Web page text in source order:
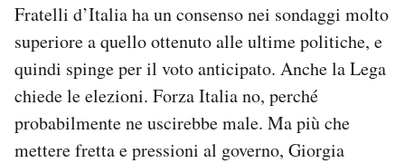
Fratelli d’Italia ha un consenso nei sondaggi molto
superiore a quello ottenuto alle ultime politiche, e
quindi spinge per il voto anticipato. Anche la Lega
chiede le elezioni. Forza Italia no, perché
probabilmente ne uscirebbe male. Ma più che
mettere fretta e pressioni al governo, Giorgia